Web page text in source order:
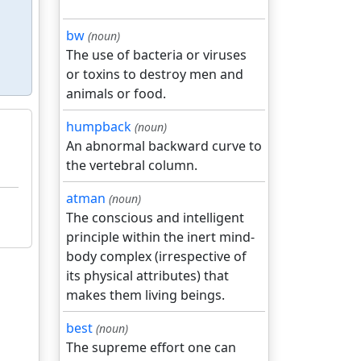
bw (noun)
The use of bacteria or viruses
or toxins to destroy men and
animals or food.
humpback (noun)
An abnormal backward curve to
the vertebral column.
atman (noun)
The conscious and intelligent
principle within the inert mind-
body complex (irrespective of
its physical attributes) that
makes them living beings.
best (noun)
The supreme effort one can